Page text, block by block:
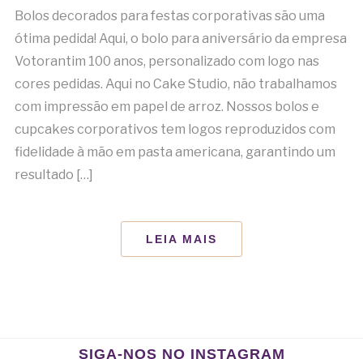
Bolos decorados para festas corporativas são uma
ótima pedida! Aqui, o bolo para aniversário da empresa
Votorantim 100 anos, personalizado com logo nas
cores pedidas. Aqui no Cake Studio, não trabalhamos
com impressão em papel de arroz. Nossos bolos e
cupcakes corporativos tem logos reproduzidos com
fidelidade à mão em pasta americana, garantindo um
resultado […]
LEIA MAIS
SIGA-NOS NO INSTAGRAM